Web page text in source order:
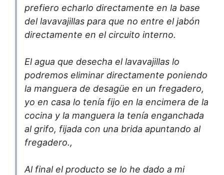
prefiero echarlo directamente en la base
del lavavajillas para que no entre el jabón
directamente en el circuito interno.
El agua que desecha el lavavajillas lo
podremos eliminar directamente poniendo
la manguera de desagüe en un fregadero,
yo en casa lo tenía fijo en la encimera de la
cocina y la manguera la tenía enganchada
al grifo, fijada con una brida apuntando al
fregadero.,
Al final el producto se lo he dado a mi